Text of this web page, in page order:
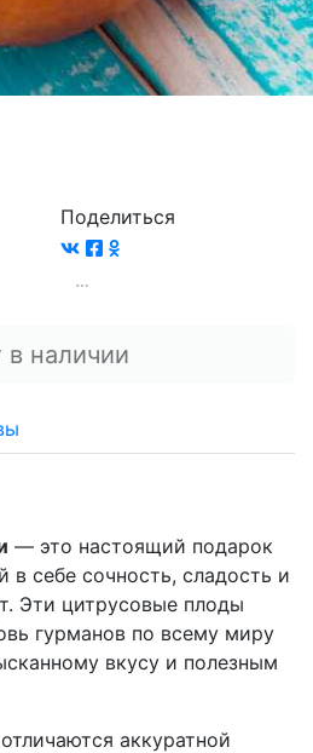
Поделиться
в наличии
— это настоящий подарок
себе сочность, сладость и
Эти цитрусовые плоды
гурманов по всему миру
вкусу и полезным
аккуратной